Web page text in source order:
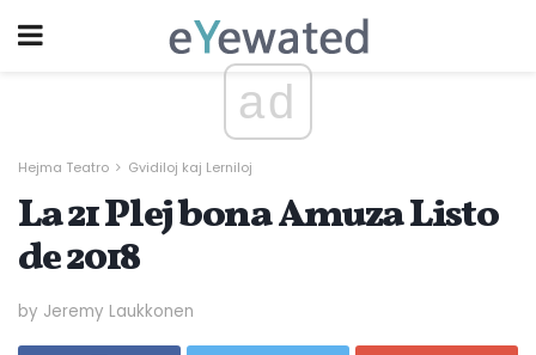
ad
Hejma Teatro Gvidiloj kaj Lerniloj
La 21 Plej bona Amuza Listo
de 2018
by Jeremy Laukkonen